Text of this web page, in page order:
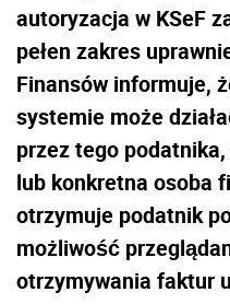
autoryzacja w KSeF
pełen zakres
Finansów informuje,
systemie może
przez tego
lub konkretna osoba
otrzymuje podatnik
możliwość
otrzymywania faktur